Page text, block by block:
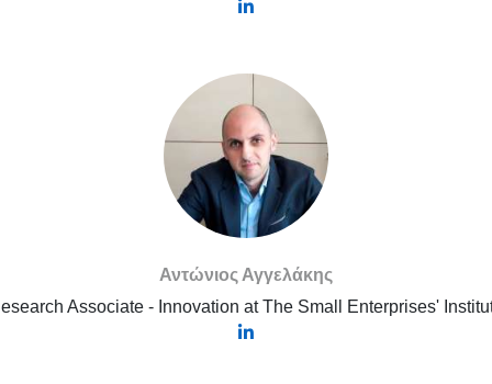
Αντώνιος Αγγελάκης
Associate - Innovation at The Small Enterprises'​